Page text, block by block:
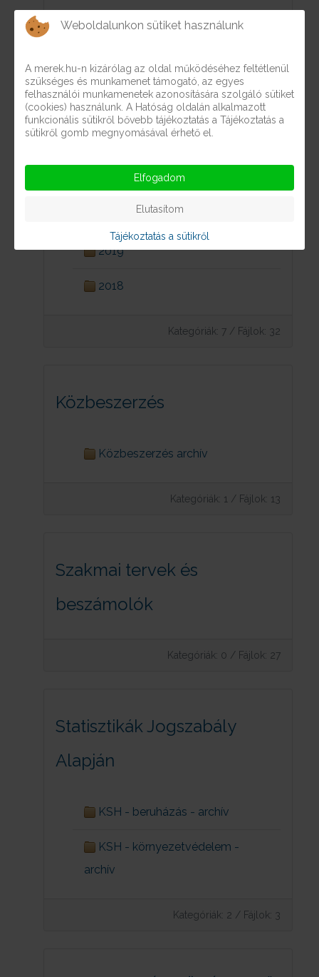
Személyi juttatások
2024
2023
2019
2018
Kategóriák: 7 / Fájlok: 32
Közbeszerzés
Közbeszerzés archív
Kategóriák: 1 / Fájlok: 13
Szakmai tervek és
beszámolók
Kategóriák: 0 / Fájlok: 27
Statisztikák Jogszabály
Alapján
KSH - beruházás - archív
KSH - környezetvédelem -
archív
Kategóriák: 2 / Fájlok: 3
Weboldalunkon sütiket használunk
A merek.hu-n kizárólag az oldal működéséhez feltétlenül
szükséges és munkamenet támogató, az egyes
felhasználói munkamenetek azonosítására szolgáló sütiket
(cookies) használunk. A Hatóság oldalán alkalmazott
funkcionális sütikről bővebb tájékoztatás a Tájékoztatás a
sütikről gomb megnyomásával érhető el.
Elfogadom
Elutasítom
Tájékoztatás a sütikről